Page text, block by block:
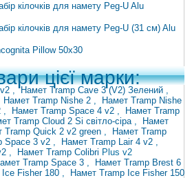
кілочків для намету Peg-U Alu
кілочків для намету Peg-U (31 см) Alu
Pillow 50x30
цієї марки:
,Намет Tramp Cave 3 (V2) Зелений ,
Намет Tramp Nishe 2 ,
Намет Tramp Nishe
, Намет Tramp Space 4 v2 ,
Намет Tramp
Tramp Cloud 2 Si світло-сіра ,
Намет
Tramp Quick 2 v2 green ,
Намет Tramp
Space 3 v2 , Намет Tramp Lair 4 v2 ,
, Намет Tramp Colibri Plus v2
Tramp Space 3 ,
Намет Tramp Brest 6
Fisher 180 ,
Намет Tramp Ice Fisher 150